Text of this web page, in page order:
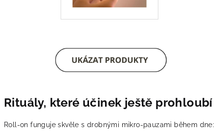
Rituály, které účinek ještě prohloubí
Roll-on funguje skvěle s drobnými mikro-pauzami během dne: